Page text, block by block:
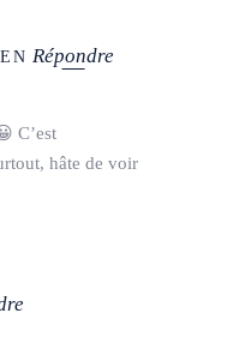
Répondre
C’est
hâte de voir